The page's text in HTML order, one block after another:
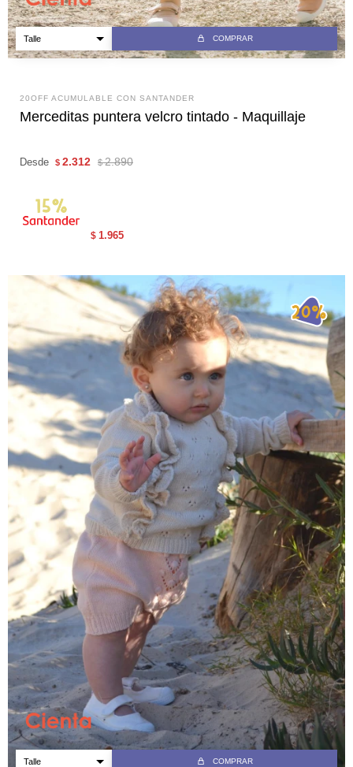
COMPRAR
20OFF ACUMULABLE CON SANTANDER
Merceditas puntera velcro tintado - Maquillaje
Desde $ 2.312 $ 2.890
$ 1.965
COMPRAR